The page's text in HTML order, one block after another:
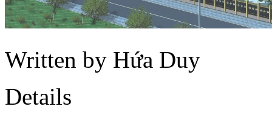
Written by Hứa Duy
Details